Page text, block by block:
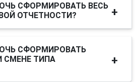
СФОРМИРОВАТЬ ВЕСЬ
ОТЧЕТНОСТИ?
СФОРМИРОВАТЬ
СМЕНЕ ТИПА